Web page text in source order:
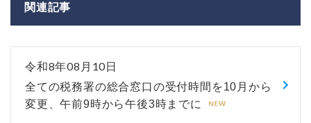
関連記事
令和8年08月10日
全ての税務署の総合窓口の受付時間を10月から
変更、午前9時から午後3時までに